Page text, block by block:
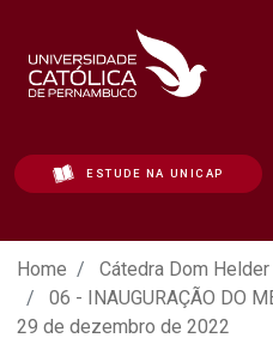
ESTUDE NA UNICAP
ATO EM DEFESA
Home Cátedra Dom Helder
06 - INAUGURAÇÃO DO
29 de dezembro de 2022